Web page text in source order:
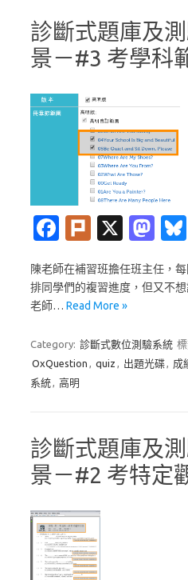
診斷式題庫及
景－#3 考學科
Fa
e
b
o
k
Pl
k
X
M
t
o
陳老師在補習班擔任班主任，
排同學們的複習進度，但又不
老師… Read More »
Category: 診斷式數位測驗系統
OxQuestion , quiz , 出題光碟, 成
系統, 高明
診斷式題庫及
景－#2 考特定